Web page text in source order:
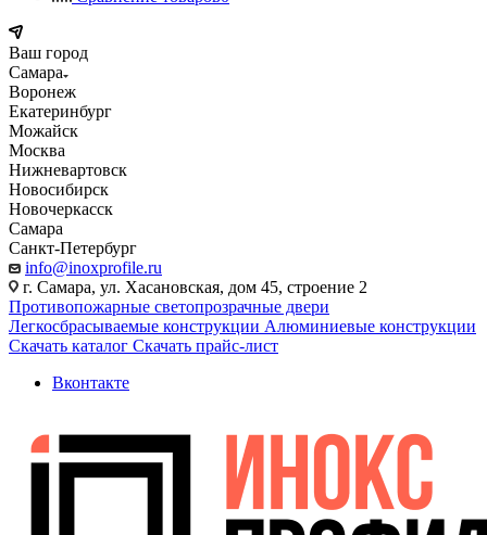
Ваш город
Самара
Воронеж
Екатеринбург
Можайск
Москва
Нижневартовск
Новосибирск
Новочеркасск
Самара
Санкт-Петербург
info@inoxprofile.ru
г. Самара, ул. Хасановская, дом 45, строение 2
Противопожарные светопрозрачные двери
Легкосбрасываемые конструкции Алюминиевые конструкции
Скачать каталог Скачать прайс-лист
Вконтакте